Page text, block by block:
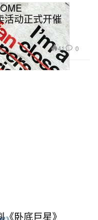
活动正式开催
41 0
卧底巨星》